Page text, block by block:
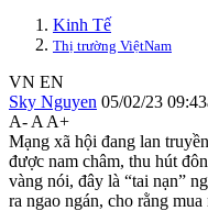
Kinh Tế
Thị trường ViệtNam
VN EN
Sky Nguyen 05/02/23
A- A A+
Mạng xã hội đang lan
được nam châm, thu hút
vàng nói, đây là “tai nạn”
ra ngao ngán, cho rằng